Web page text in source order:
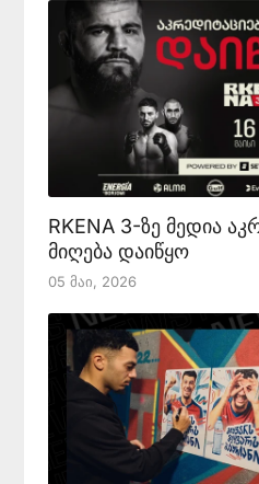
RKENA 3-ზე მედია
მიღება დაიწყო
05 Მაი, 2026